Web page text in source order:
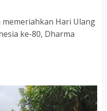
memeriahkan Hari Ulang
ke-80, Dharma